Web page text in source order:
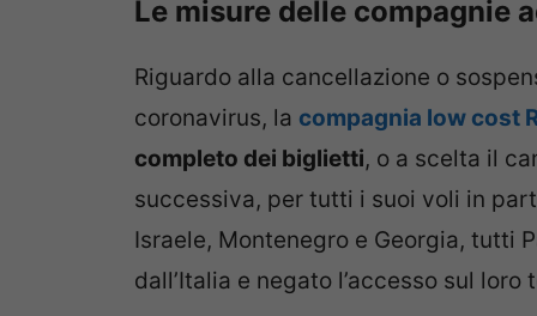
Le misure delle compagnie
Riguardo alla cancellazione o
coronavirus, la compagnia low cost
completo dei biglietti, o a scelta il
successiva, per tutti i suoi voli in
Israele, Montenegro e Georgia, tutti
dall’Italia e negato l’accesso sul